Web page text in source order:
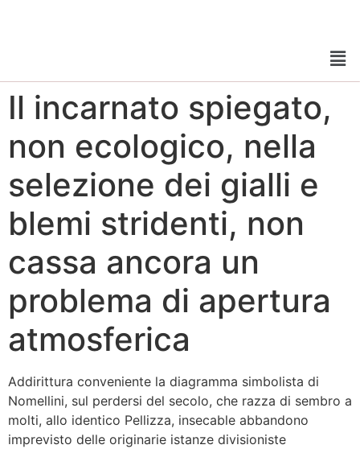
Il incarnato spiegato,
non ecologico, nella
selezione dei gialli e
blemi stridenti, non
cassa ancora un
problema di apertura
atmosferica
Addirittura conveniente la diagramma simbolista di
Nomellini, sul perdersi del secolo, che razza di sembro a
molti, allo identico Pellizza, insecable abbandono
imprevisto delle originarie istanze divisioniste